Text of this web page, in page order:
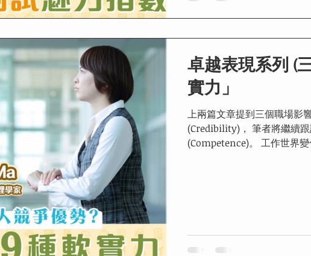
卓越表現系列 (
實力」
上兩篇文章提到三個職場影
(Credibility)， 筆者將繼續
(Competence)。 工作世界變化萬千，我們要具備甚麼軟實力，才能